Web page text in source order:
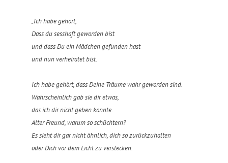
„Ich habe gehört,
Dass du sesshaft geworden bist
und dass Du ein Mädchen gefunden hast
und nun verheiratet bist.
Ich habe gehört, dass Deine Träume wahr geworden sind.
Wahrscheinlich gab sie dir etwas,
das ich dir nicht geben konnte.
Alter Freund, warum so schüchtern?
Es sieht dir gar nicht ähnlich, dich so zurückzuhalten
oder Dich vor dem Licht zu verstecken.